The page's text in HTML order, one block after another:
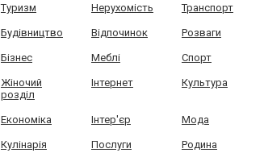
Туризм Нерухомість Транспорт
Будівництво Відпочинок Розваги
Бізнес Меблі Спорт
Жіночий
розділ
Інтернет Культура
Економіка Інтер'єр Мода
Кулінарія Послуги Родина